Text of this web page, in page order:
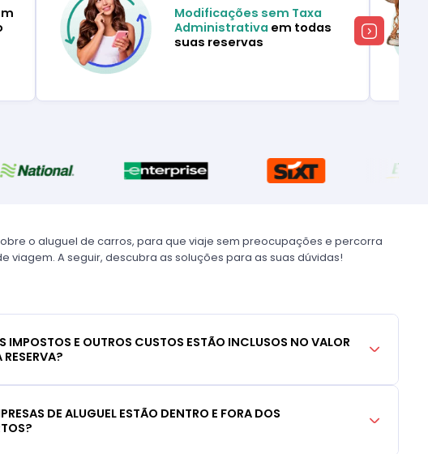
Modificações sem Taxa
Administrativa em todas
suas reservas
o aluguel de carros, para que viaje sem preocupações e percorra
A seguir, descubra as soluções para as suas dúvidas!
IMPOSTOS E OUTROS CUSTOS ESTÃO INCLUSOS NO VALOR
DE ALUGUEL ESTÃO DENTRO E FORA DOS